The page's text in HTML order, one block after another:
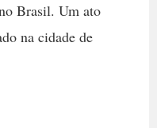
Brasil. Um ato
na cidade de